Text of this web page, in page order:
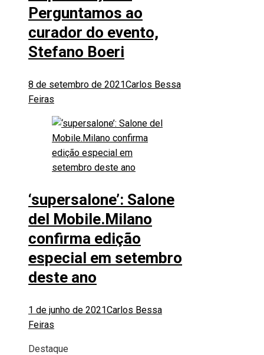
Perguntamos ao
curador do evento,
Stefano Boeri
8 de setembro de 2021Carlos Bessa
Feiras
‘supersalone’: Salone
del Mobile.Milano
confirma edição
especial em setembro
deste ano
1 de junho de 2021Carlos Bessa
Feiras
Destaque